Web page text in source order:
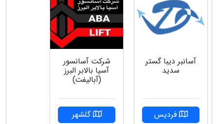
آسانبر دیبا گستر
سدید
فردیس
شرکت آسانسور
آسیا بالابر البرز
(آبالیفت)
گلشهر